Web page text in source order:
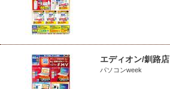
エディオン/釧路店
パソコンweek